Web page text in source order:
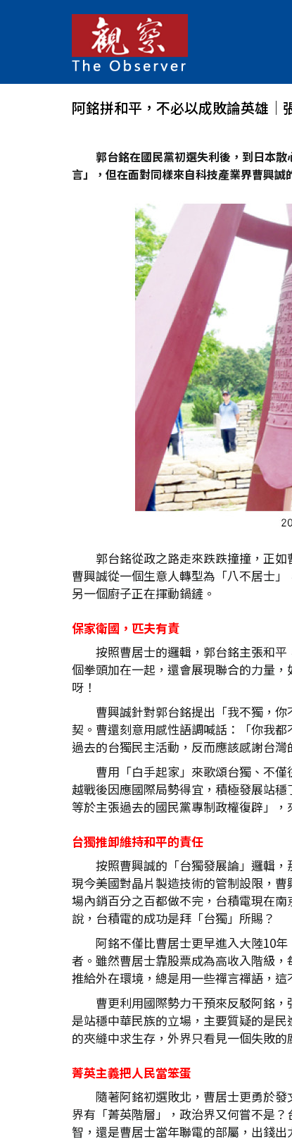
阿銘拼和平，不必以成敗論英雄│
郭台銘在國民黨初選失利後，到日本
言」，但在面對同樣來自科技產業界曹興誠
郭台銘從政之路走來跌跌撞撞，正
曹興誠從一個生意人轉型為「八不居士
另一個廚子正在揮動鍋鏟。
保家衛國，匹夫有責
按照曹居士的邏輯，郭台銘主張和
個拳頭加在一起，還會展現聯合的力量
呀！
曹興誠針對郭台銘提出「我不獨，
契。曹還刻意用感性語調喊話：「你我
過去的台獨民主活動，反而應該感謝台
曹用「白手起家」來歌頌台獨、不
越戰後因應國際局勢得宜，積極發展站
等於主張過去的國民黨專制政權復辟」
台獨推卸維持和平的責任
按照曹興誠的「台獨發展論」邏輯
現今美國對晶片製造技術的管制設限，
場內銷百分之百都做不完，台積電現在
說，台積電的成功是拜「台獨」所賜？
阿銘不僅比曹居士更早進入大陸10
者。雖然曹居士靠股票成為高收入階級
推給外在環境，總是用一些禪言禪語，
曹更利用國際勢力干預來反駁阿銘
是站穩中華民族的立場，主要質疑的是
的夾縫中求生存，外界只看見一個失敗
菁英主義把人民當笨蛋
隨著阿銘初選敗北，曹居士更勇於
界有「菁英階層」，政治界又何嘗不是
智，還是曹居士當年聯電的部屬，出錢